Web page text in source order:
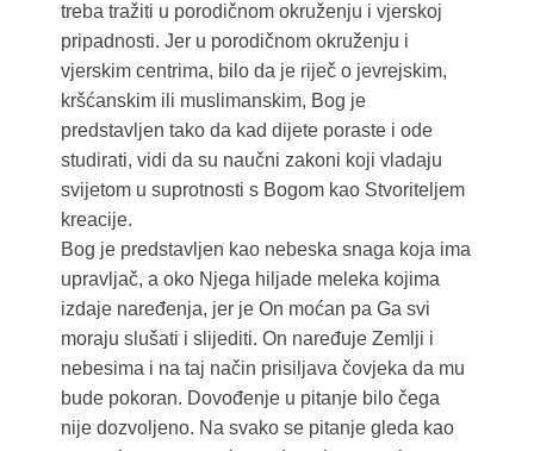
treba tražiti u porodičnom okruženju i vjerskoj
pripadnosti. Jer u porodičnom okruženju i
vjerskim centrima, bilo da je riječ o jevrejskim,
kršćanskim ili muslimanskim, Bog je
predstavljen tako da kad dijete poraste i ode
studirati, vidi da su naučni zakoni koji vladaju
svijetom u suprotnosti s Bogom kao Stvoriteljem
kreacije.
Bog je predstavljen kao nebeska snaga koja ima
upravljač, a oko Njega hiljade meleka kojima
izdaje naređenja, jer je On moćan pa Ga svi
moraju slušati i slijediti. On naređuje Zemlji i
nebesima i na taj način prisiljava čovjeka da mu
bude pokoran. Dovođenje u pitanje bilo čega
nije dozvoljeno. Na svako se pitanje gleda kao